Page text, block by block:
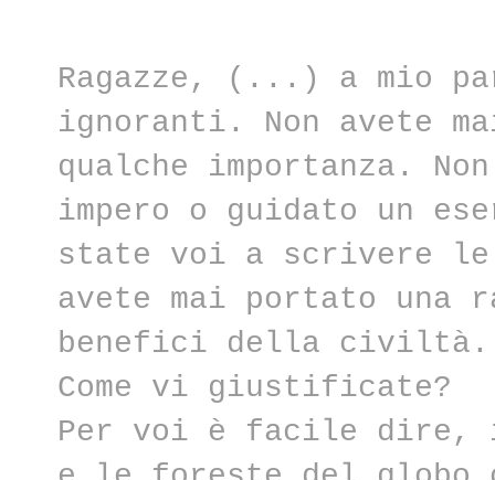
Ragazze, (...) a mio
ignoranti. Non avete
qualche importanza.
impero o guidato un
state voi a scrivere le
avete mai portato una
benefici della
Come vi giustificate?
Per voi è facile dire,